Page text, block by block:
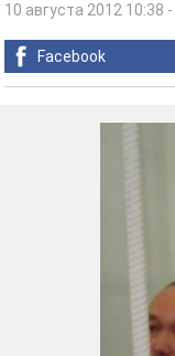
10 августа 2012 10:38 -
Facebook